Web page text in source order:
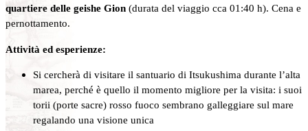
quartiere delle geishe Gion (durata del viaggio cca 01:40 h). Cena e
pernottamento.
Attività ed esperienze:
Si cercherà di visitare il santuario di Itsukushima durante l’alta
marea, perché è quello il momento migliore per la visita: i suoi
torii (porte sacre) rosso fuoco sembrano galleggiare sul mare
regalando una visione unica